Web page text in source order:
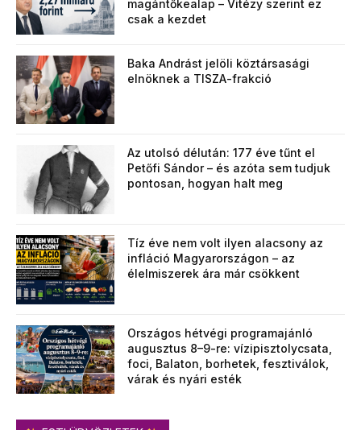
magántőkealap – Vitézy szerint ez
csak a kezdet
Baka Andrást jelöli köztársasági
elnöknek a TISZA-frakció
Az utolsó délután: 177 éve tűnt el
Petőfi Sándor – és azóta sem tudjuk
pontosan, hogyan halt meg
Tíz éve nem volt ilyen alacsony az
infláció Magyarországon – az
élelmiszerek ára már csökkent
Országos hétvégi programajánló
augusztus 8–9-re: vízipisztolycsata,
foci, Balaton, borhetek, fesztiválok,
várak és nyári esték